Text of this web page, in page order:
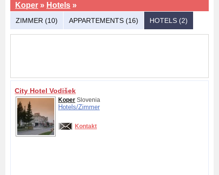
Koper » Hotels »
ZIMMER (10) APPARTEMENTS (16) HOTELS (2)
City Hotel Vodišek
Koper Slovenia
Hotels/Zimmer
Kontakt